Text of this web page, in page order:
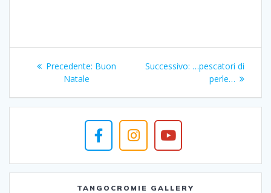
Navigazione
articoli
Precedente: Articolo
Buon
Natale
Successivo: Articolo
successivo:
…pescatori di
perle…
TANGOCROMIE GALLERY